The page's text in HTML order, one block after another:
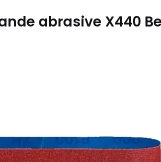
abrasive X440